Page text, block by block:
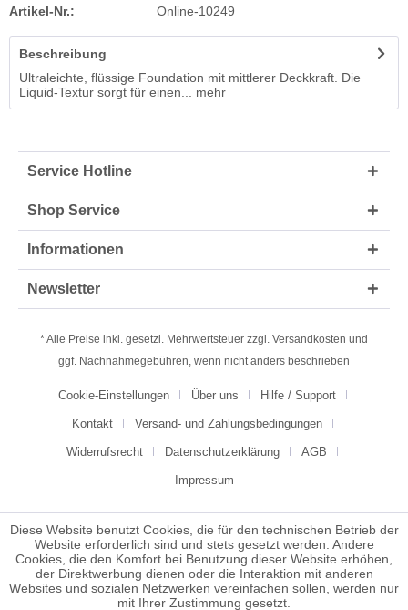
Artikel-Nr.: Online-10249
Beschreibung
Ultraleichte, flüssige Foundation mit mittlerer Deckkraft. Die
Liquid-Textur sorgt für einen...
mehr
Service Hotline
Shop Service
Informationen
Newsletter
* Alle Preise inkl. gesetzl. Mehrwertsteuer zzgl. Versandkosten und
ggf. Nachnahmegebühren, wenn nicht anders beschrieben
Cookie-Einstellungen Über uns Hilfe / Support
Kontakt Versand- und Zahlungsbedingungen
Widerrufsrecht Datenschutzerklärung AGB
Impressum
Diese Website benutzt Cookies, die für den technischen Betrieb der
Website erforderlich sind und stets gesetzt werden. Andere
Cookies, die den Komfort bei Benutzung dieser Website erhöhen,
der Direktwerbung dienen oder die Interaktion mit anderen
Websites und sozialen Netzwerken vereinfachen sollen, werden nur
mit Ihrer Zustimmung gesetzt.